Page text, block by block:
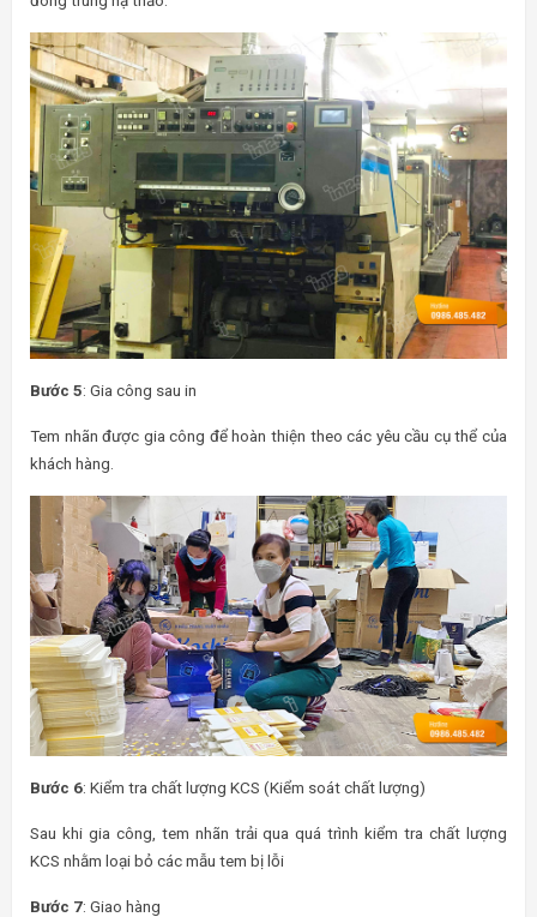
Bước 5: Gia công sau in
Tem nhãn được gia công để hoàn thiện theo các yêu cầu cụ thể của
khách hàng.
Bước 6: Kiểm tra chất lượng KCS (Kiểm soát chất lượng)
Sau khi gia công, tem nhãn trải qua quá trình kiểm tra chất lượng
KCS nhằm loại bỏ các mẫu tem bị lỗi
Bước 7: Giao hàng